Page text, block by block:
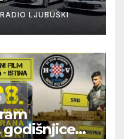
rad
RADIO LJUBUŠKI
godišnjice